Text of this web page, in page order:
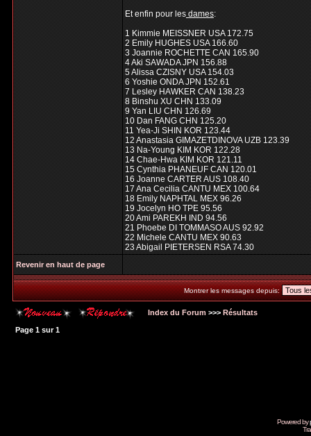
Et enfin pour lesdames:
1 Kimmie MEISSNER USA 172.75
2 Emily HUGHES USA 166.60
3 Joannie ROCHETTE CAN 165.90
4 Aki SAWADA JPN 156.88
5 Alissa CZISNY USA 154.03
6 Yoshie ONDA JPN 152.61
7 Lesley HAWKER CAN 138.23
8 Binshu XU CHN 133.09
9 Yan LIU CHN 126.69
10 Dan FANG CHN 125.20
11 Yea-Ji SHIN KOR 123.44
12 Anastasia GIMAZETDINOVA UZB 123.39
13 Na-Young KIM KOR 122.28
14 Chae-Hwa KIM KOR 121.11
15 Cynthia PHANEUF CAN 120.01
16 Joanne CARTER AUS 108.40
17 Ana Cecilia CANTU MEX 100.64
18 Emily NAPHTAL MEX 96.26
19 Jocelyn HO TPE 95.56
20 Ami PAREKH IND 94.56
21 Phoebe DI TOMMASO AUS 92.92
22 Michele CANTU MEX 90.63
23 Abigail PIETERSEN RSA 74.30
Revenir en haut de page
Montrer les messages depuis:
Index du Forum >>> Résultats
Page 1 sur1
Powered by